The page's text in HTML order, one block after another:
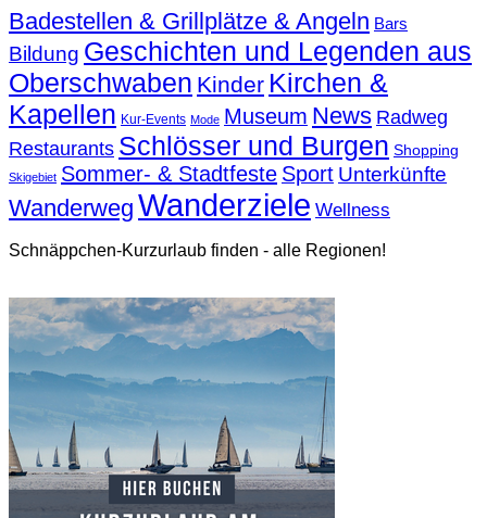
Badestellen & Grillplätze & Angeln Bars
Bildung Geschichten und Legenden aus
Oberschwaben Kinder Kirchen &
Kapellen Kur-Events Mode Museum News Radweg
Restaurants Schlösser und Burgen Shopping
Skigebiet Sommer- & Stadtfeste Sport Unterkünfte
Wanderweg Wanderziele Wellness
Schnäppchen-Kurzurlaub finden - alle Regionen!